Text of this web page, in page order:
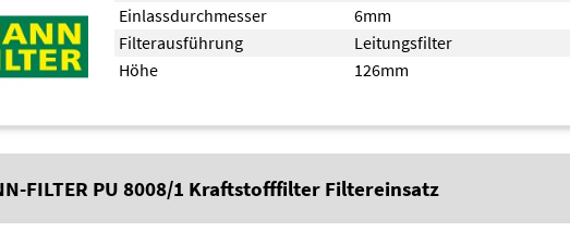
Einlassdurchmesser
6mm
Filterausführung
Leitungsfilter
Höhe
126mm
FILTER PU 8008/1 Kraftstofffilter Filtereinsatz